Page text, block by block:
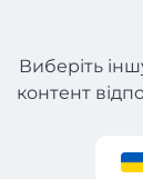
Виберіть
контент
Поради